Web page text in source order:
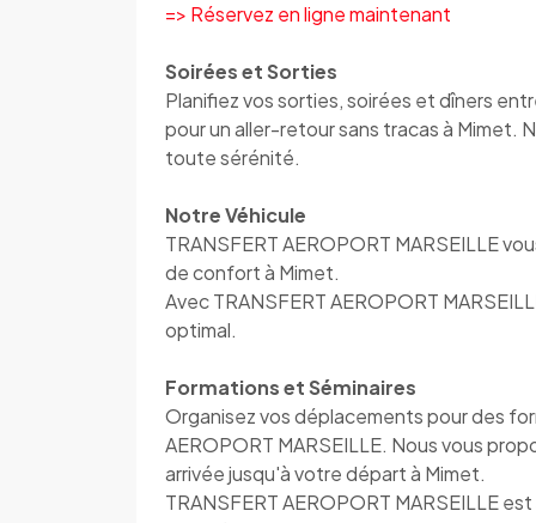
=> Réservez en ligne maintenant
Soirées et Sorties
Planifiez vos sorties, soirées et dîners
pour un aller-retour sans tracas à Mimet.
toute sérénité.
Notre Véhicule
TRANSFERT AEROPORT MARSEILLE
de confort à Mimet.
Avec TRANSFERT AEROPORT
optimal.
Formations et Séminaires
Organisez vos déplacements pour des
AEROPORT MARSEILLE. Nous vous
arrivée jusqu'à votre départ à Mimet.
TRANSFERT AEROPORT MARSEILLE